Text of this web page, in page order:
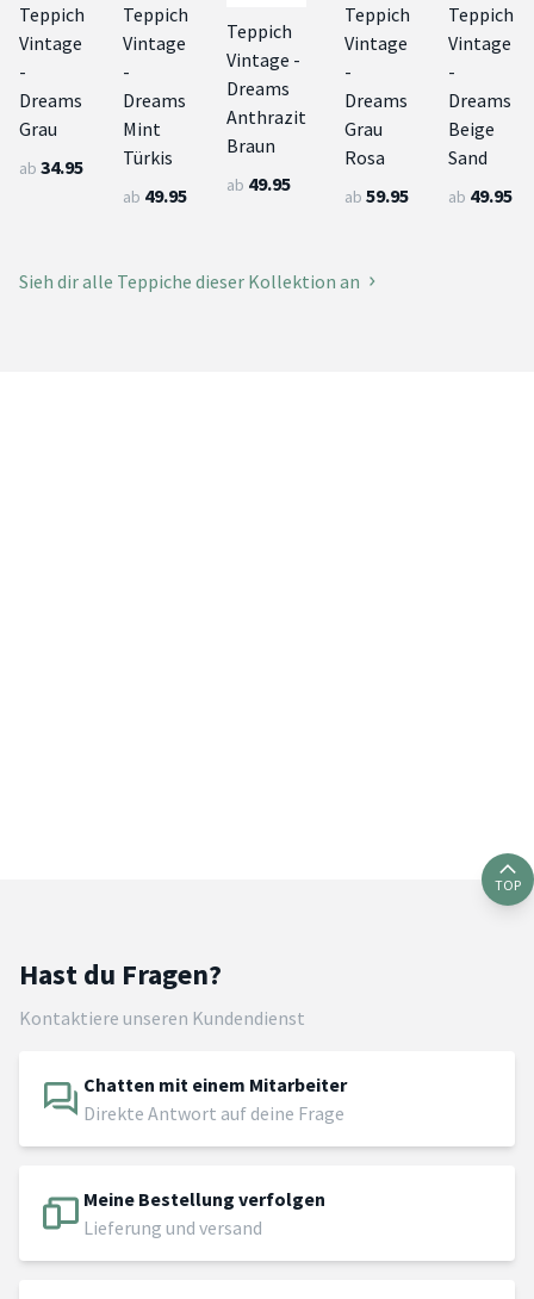
Teppich
Vintage
-
Dreams
Grau
ab 34.95
Teppich
Vintage
-
Dreams
Mint
Türkis
ab 49.95
Teppich
Vintage -
Dreams
Anthrazit
Braun
ab 49.95
Teppich
Vintage
-
Dreams
Grau
Rosa
ab 59.95
Teppich
Vintage
-
Dreams
Beige
Sand
ab 49.95
Sieh dir alle Teppiche dieser Kollektion an
TOP
Hast du Fragen?
Kontaktiere unseren Kundendienst
Chatten mit einem Mitarbeiter
Direkte Antwort auf deine Frage
Meine Bestellung verfolgen
Lieferung und versand